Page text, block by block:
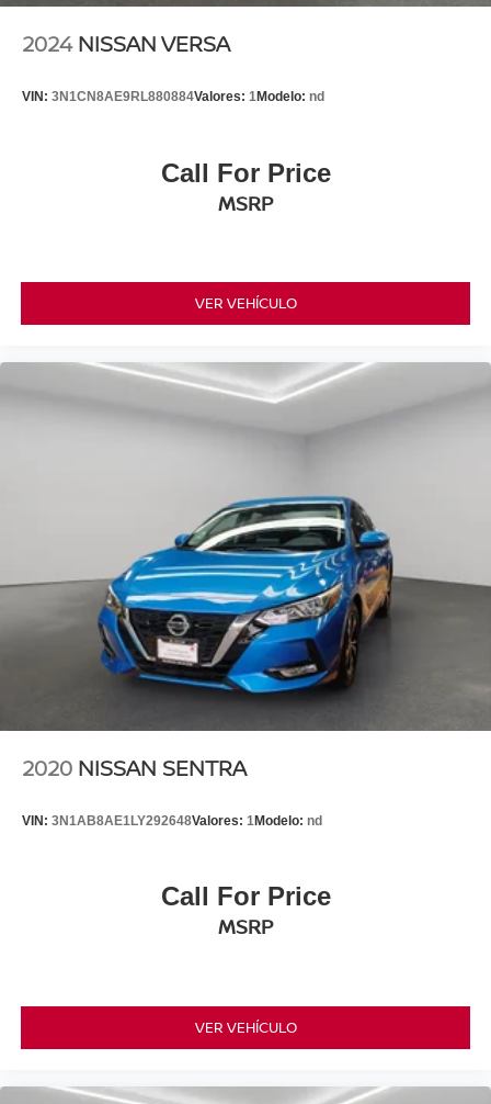
2024 NISSAN VERSA
VIN: 3N1CN8AE9RL880884Valores: 1Modelo: nd
Call For Price
MSRP
VER VEHÍCULO
2020 NISSAN SENTRA
VIN: 3N1AB8AE1LY292648Valores: 1Modelo: nd
Call For Price
MSRP
VER VEHÍCULO